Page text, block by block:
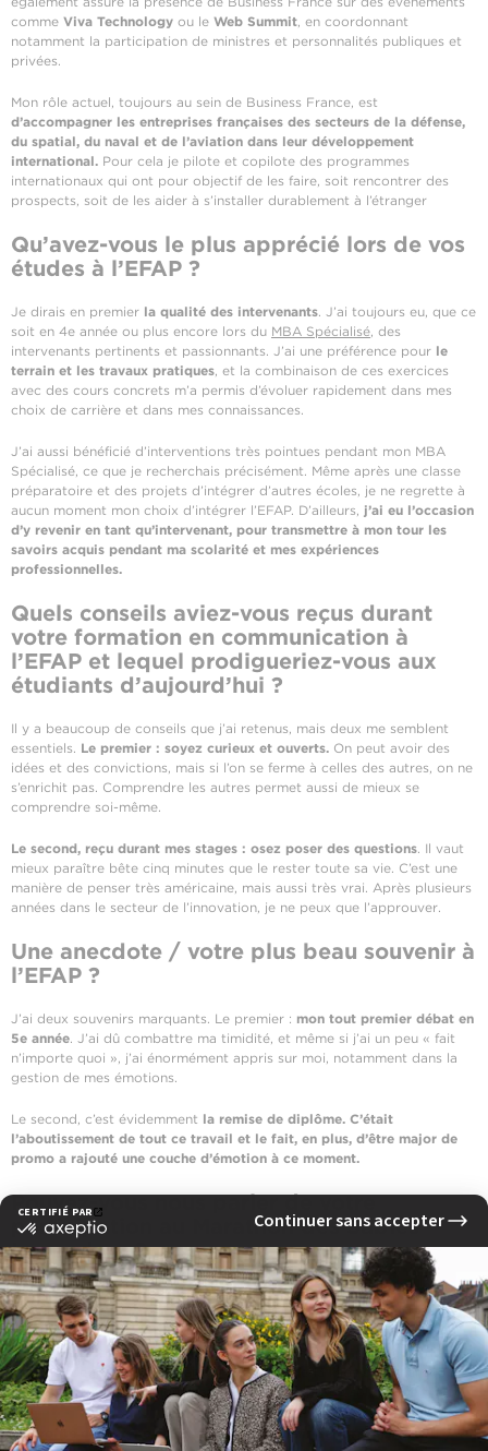
comme Viva Technology ou le Web Summit, en coordonnant
notamment la participation de ministres et personnalités publiques et
privées.
Mon rôle actuel, toujours au sein de Business France, est
d’accompagner les entreprises françaises des secteurs de la défense,
du spatial, du naval et de l’aviation dans leur développement
international. Pour cela je pilote et copilote des programmes
internationaux qui ont pour objectif de les faire, soit rencontrer des
prospects, soit de les aider à s’installer durablement à l’étranger
Qu’avez-vous le plus apprécié lors de vos
études à l’EFAP ?
Je dirais en premier la qualité des intervenants. J’ai toujours eu, que ce
soit en 4e année ou plus encore lors du MBA Spécialisé, des
intervenants pertinents et passionnants. J’ai une préférence pour le
terrain et les travaux pratiques, et la combinaison de ces exercices
avec des cours concrets m’a permis d’évoluer rapidement dans mes
choix de carrière et dans mes connaissances.
J’ai aussi bénéficié d’interventions très pointues pendant mon MBA
Spécialisé, ce que je recherchais précisément. Même après une classe
préparatoire et des projets d’intégrer d’autres écoles, je ne regrette à
aucun moment mon choix d’intégrer l’EFAP. D’ailleurs, j’ai eu l’occasion
d’y revenir en tant qu’intervenant, pour transmettre à mon tour les
savoirs acquis pendant ma scolarité et mes expériences
professionnelles.
Quels conseils aviez-vous reçus durant
votre formation en communication à
l’EFAP et lequel prodigueriez-vous aux
étudiants d’aujourd’hui ?
Il y a beaucoup de conseils que j’ai retenus, mais deux me semblent
essentiels. Le premier : soyez curieux et ouverts. On peut avoir des
idées et des convictions, mais si l’on se ferme à celles des autres, on ne
s’enrichit pas. Comprendre les autres permet aussi de mieux se
comprendre soi-même.
Le second, reçu durant mes stages : osez poser des questions. Il vaut
mieux paraître bête cinq minutes que le rester toute sa vie. C’est une
manière de penser très américaine, mais aussi très vrai. Après plusieurs
années dans le secteur de l’innovation, je ne peux que l’approuver.
Une anecdote / votre plus beau souvenir à
l’EFAP ?
J’ai deux souvenirs marquants. Le premier : mon tout premier débat en
5e année. J’ai dû combattre ma timidité, et même si j’ai un peu « fait
n’importe quoi », j’ai énormément appris sur moi, notamment dans la
gestion de mes émotions.
Le second, c’est évidemment la remise de diplôme. C’était
l’aboutissement de tout ce travail et le fait, en plus, d’être major de
promo a rajouté une couche d’émotion à ce moment.
Pouvez-vous nous parler de votre
participation au Marathon des Sables
Legendary ?
Il s’agit d’unultra-trail dans le Sahara marocain, considéré comme le
plus difficile au monde, car il se déroule dans des conditions extrêmes
et en autosuffisance alimentaire. Pour illustrer, ce sera ma deuxième
participation cette année. Il y a deux ans, lors de ma première édition, il
faisait 61 degrés, et je portais un sac à dos de 13 kilos contenant toute
ma nourriture pour six jours, ainsi que mon tapis de sol et mon duvet.
Je profite de ce type d’épreuve pour soutenir des associations.Il y a